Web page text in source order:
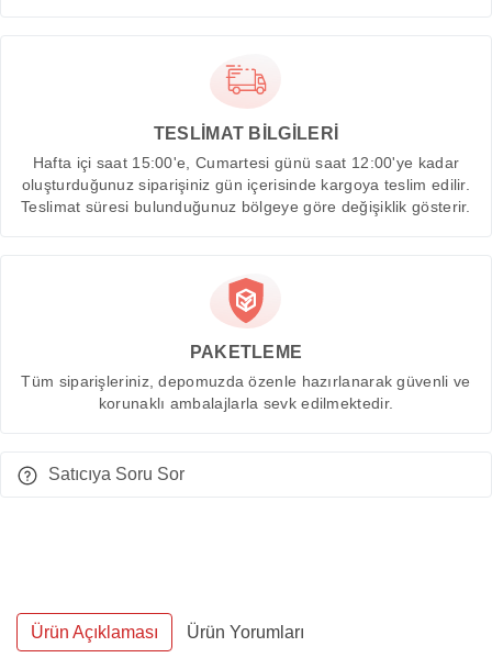
TESLİMAT BİLGİLERİ
Hafta içi saat 15:00'e, Cumartesi günü saat 12:00'ye kadar
oluşturduğunuz siparişiniz gün içerisinde kargoya teslim edilir.
Teslimat süresi bulunduğunuz bölgeye göre değişiklik gösterir.
PAKETLEME
Tüm siparişleriniz, depomuzda özenle hazırlanarak güvenli ve
korunaklı ambalajlarla sevk edilmektedir.
Satıcıya Soru Sor
Ürün Açıklaması Ürün Yorumları